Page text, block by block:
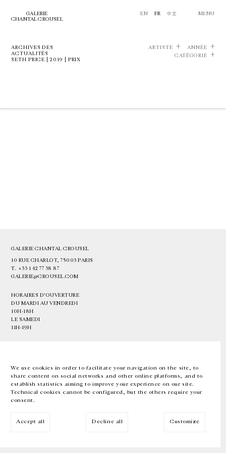
We use cookies in order to facilitate your navigation on the site, to
share content on social networks and other online platforms, and to
establish statistics aiming to improve your experience on our site.
Technical cookies cannot be configured, but the others require your
consent.
Accept all Decline all Customize
GALERIE
CHANTAL CROUSEL
EN FR 中文 MENU
ARCHIVES DES
ACTUALITÉS
SETH PRICE | 2019 | PRIX
ARTISTE
ANNÉE
CATÉGORIE
GALERIE CHANTAL CROUSEL
10 RUE CHARLOT, 75003 PARIS
T. +33 1 42 77 38 87
GALERIE@CROUSEL.COM
HORAIRES D'OUVERTURE
DU MARDI AU VENDREDI
10H-18H
LE SAMEDI
11H-19H
EN FR 中文 Facebook Instagram
Inscrivez-vous à notre newsletter